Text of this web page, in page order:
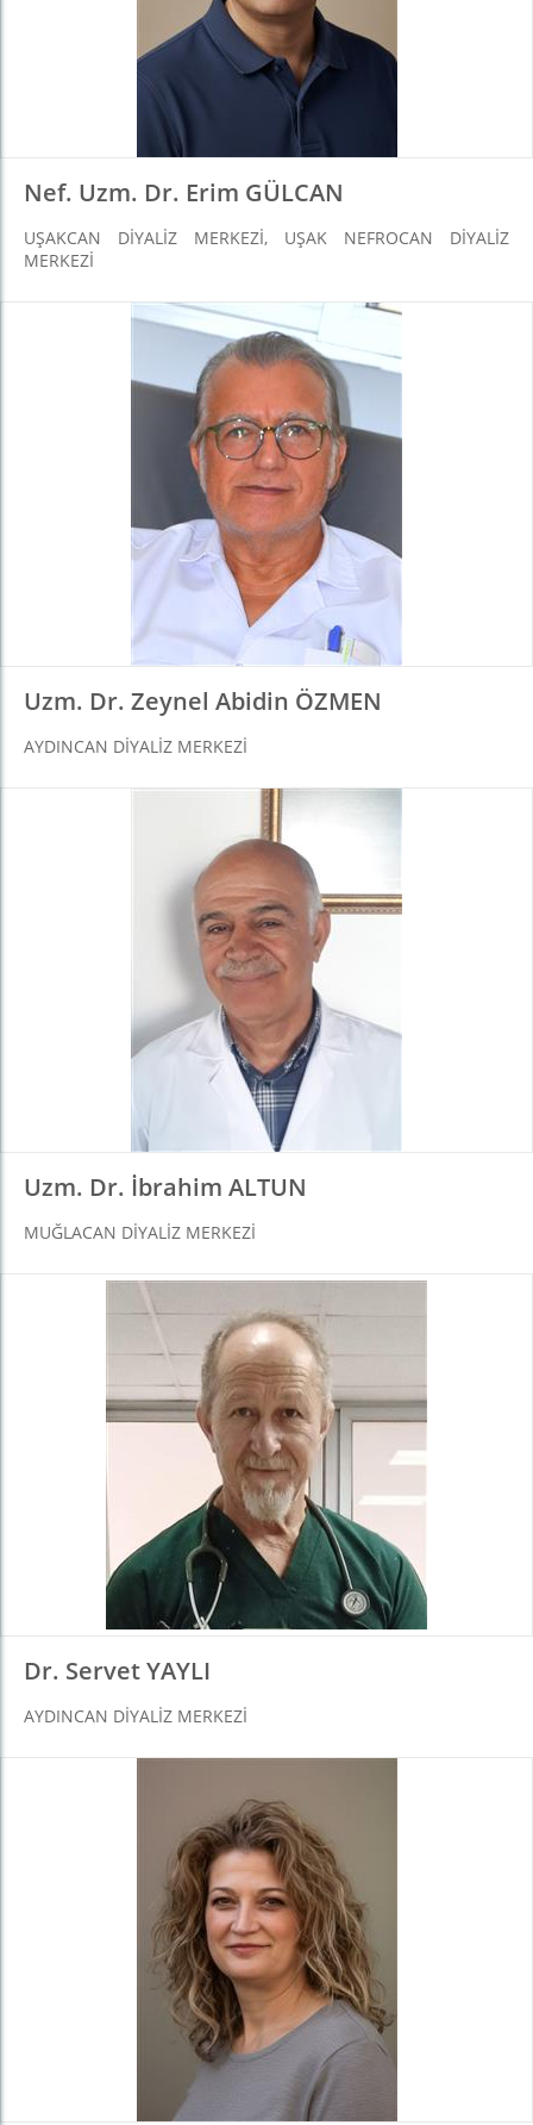
Nef. Uzm. Dr. Erim GÜLCAN
UŞAKCAN DIYALIZ MERKEZI, UŞAK NEFROCAN DIYALIZ
MERKEZI
Uzm. Dr. Zeynel Abidin ÖZMEN
AYDINCAN DIYALIZ MERKEZI
Uzm. Dr. İbrahim ALTUN
MUĞLACAN DİYALİZ MERKEZİ
Dr. Servet YAYLI
AYDINCAN DIYALIZ MERKEZI